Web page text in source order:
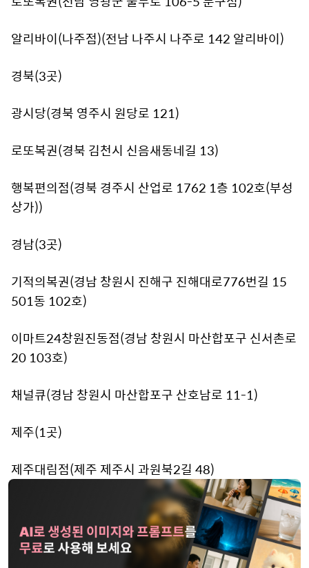
알리바이(나주점)(전남 나주시 나주로 142 알리바이)
경북(3곳)
광시당(경북 영주시 원당로 121)
로또복권(경북 김천시 신음새동네길 13)
행복편의점(경북 경주시 산업로 1762 1층 102호(부성
상가))
경남(3곳)
기적의복권(경남 창원시 진해구 진해대로776번길 15
501동 102호)
이마트24창원진동점(경남 창원시 마산합포구 신서촌로
20 103호)
채널큐(경남 창원시 마산합포구 산호남로 11-1)
제주(1곳)
제주대림점(제주 제주시 과원북2길 48)